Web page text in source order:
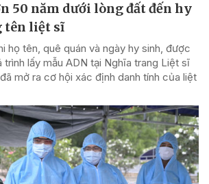
50 năm dưới lòng đất đến hy
tên liệt sĩ
họ tên, quê quán và ngày hy sinh, được
trình lấy mẫu ADN tại Nghĩa trang Liệt sĩ
mở ra cơ hội xác định danh tính của liệt